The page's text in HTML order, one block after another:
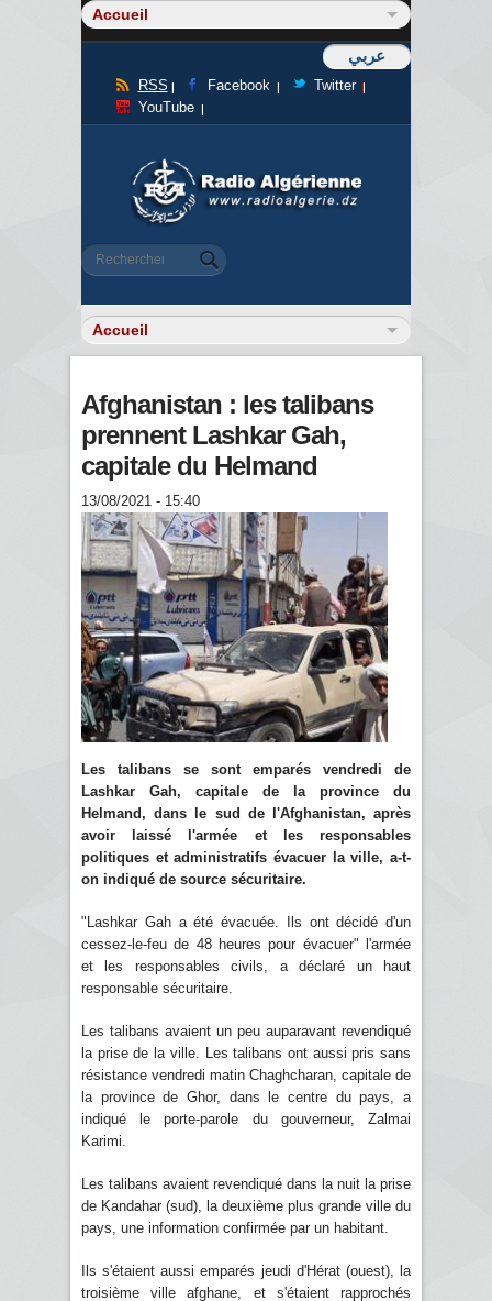
عربي
RSS Facebook
Twitter
YouTube
Formulaire de recherche
Rechercher
Afghanistan : les talibans
prennent Lashkar Gah,
capitale du Helmand
13/08/2021 - 15:40
Les talibans se sont emparés vendredi de
Lashkar Gah, capitale de la province du
Helmand, dans le sud de l'Afghanistan, après
avoir laissé l'armée et les responsables
politiques et administratifs évacuer la ville, a-t-
on indiqué de source sécuritaire.
"Lashkar Gah a été évacuée. Ils ont décidé d'un
cessez-le-feu de 48 heures pour évacuer" l'armée
et les responsables civils, a déclaré un haut
responsable sécuritaire.
Les talibans avaient un peu auparavant revendiqué
la prise de la ville. Les talibans ont aussi pris sans
résistance vendredi matin Chaghcharan, capitale de
la province de Ghor, dans le centre du pays, a
indiqué le porte-parole du gouverneur, Zalmai
Karimi.
Les talibans avaient revendiqué dans la nuit la prise
de Kandahar (sud), la deuxième plus grande ville du
pays, une information confirmée par un habitant.
Ils s'étaient aussi emparés jeudi d'Hérat (ouest), la
troisième ville afghane, et s'étaient rapprochés